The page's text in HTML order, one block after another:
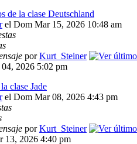
de la clase Deutschland
el Dom Mar 15, 2026 10:48 am
porKurt_Steiner
04, 2026 5:02 pm
clase Jade
el Dom Mar 08, 2026 4:43 pm
porKurt_Steiner
13, 2026 4:40 pm